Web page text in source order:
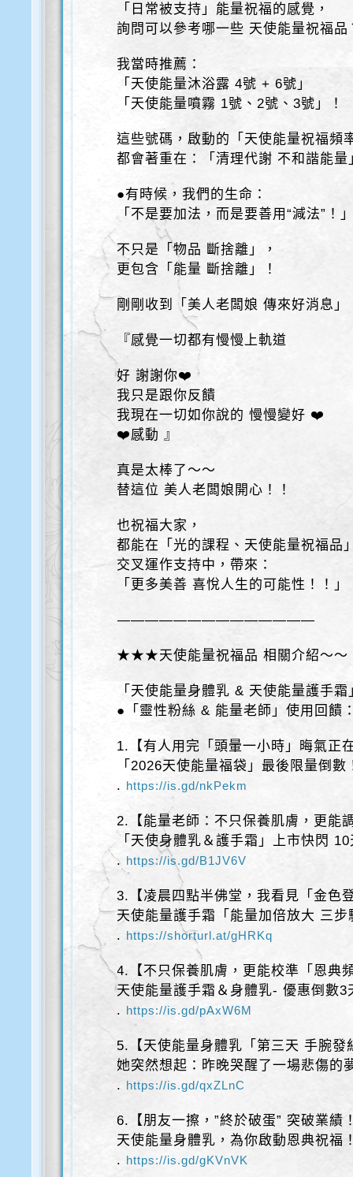
「日常被支持」能量祝福的感覺，
詢問可以參考哪一些 天使能量祝福品
我當時推薦：
「天使能量沐浴露 4號 + 6號」
「天使能量噴霧 1號、2號、3號」！
這些號碼，啟動的「天使能量祝福頻
都會著重在：「清理代謝 不和諧能量
●有時候，我們的生命：
「不是要加法，而是要善用“減法”！
不只是「物品 斷捨離」，
更包含「能量 斷捨離」！
剛剛收到「美人老闆娘 傳來好消息」
『感覺一切都有慢慢上軌道
好 謝謝你❤️
我只是跟你反饋
我現在一切如你說的 慢慢變好 ❤️
❤️感動 』
真是太棒了～～
替這位 美人老闆娘開心！！
也祝福大家，
都能在「光的課程、天使能量祝福品
交叉運作支持中，帶來：
「更多美善 喜悅人生的可能性！！」
——————————————
★★★天使能量祝福品 相關介紹～～
「天使能量身體乳 & 天使能量護手霜
●「靈性粉絲 & 能量老師」使用回饋
1.【有人用完「頭暈一小時」晦氣正
「2026天使能量福袋」最後限量倒數
. https://is.gd/nkPekm
2.【能量老師：不只保養肌膚，更能
「天使身體乳＆護手霜」上市快閃
. https://is.gd/B1JV6V
3.【凌晨四點半佛堂，我看見「金色
天使能量護手霜「能量加倍放大 三步
. https://shorturl.at/gHRKq
4.【不只保養肌膚，更能校準「恩典
天使能量護手霜＆身體乳- 優惠倒數3
. https://is.gd/pAxW6M
5.【天使能量身體乳「第三天 手腕發
她突然想起：昨晚哭醒了一場悲傷的
. https://is.gd/qxZLnC
6.【朋友一擦，”終於破蛋” 突破業績
天使能量身體乳，為你啟動恩典祝福
. https://is.gd/gKVnVK